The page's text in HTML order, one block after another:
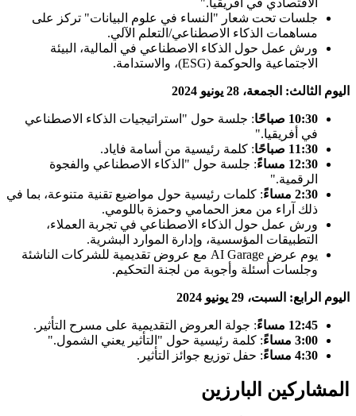
الاقتصادي في أفريقيا."
جلسات تحت شعار "النساء في علوم البيانات" تركز على
مساهمات الذكاء الاصطناعي/التعلم الآلي.
ورش عمل حول الذكاء الاصطناعي في المالية، البيئة
الاجتماعية والحوكمة (ESG)، والاستدامة.
اليوم الثالث: الجمعة، 28 يونيو 2024
10:30 صباحًا
: جلسة حول "استراتيجيات الذكاء الاصطناعي
في أفريقيا."
11:30 صباحًا
: كلمة رئيسية من أسامة فاياد.
12:30 مساءً
: جلسة حول "الذكاء الاصطناعي والفجوة
الرقمية."
2:30 مساءً
: كلمات رئيسية حول مواضيع تقنية متنوعة، بما في
ذلك آراء من معز الحمامي وحمزة باللومي.
ورش عمل حول الذكاء الاصطناعي في تجربة العملاء،
التطبيقات المؤسسية، وإدارة الموارد البشرية.
يوم عرض AI Garage مع عروض تقديمية للشركات الناشئة
وجلسات أسئلة وأجوبة من لجنة التحكيم.
اليوم الرابع: السبت، 29 يونيو 2024
12:45 مساءً
: جولة العروض التقديمية على مسرح التأثير.
3:00 مساءً
: كلمة رئيسية حول "التأثير يعني الشمول."
4:30 مساءً
: حفل توزيع جوائز التأثير.
المشاركين البارزين